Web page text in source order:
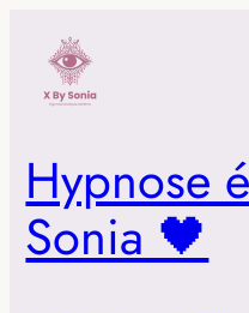
contenu
Hypnose
Sonia 🖤